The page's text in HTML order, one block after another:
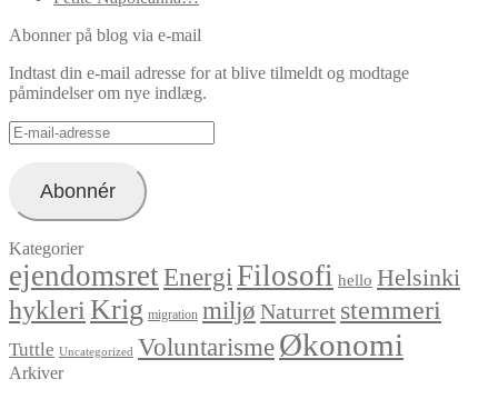
Abonner på blog via e-mail
Indtast din e-mail adresse for at blive tilmeldt og modtage
påmindelser om nye indlæg.
E-
mail-
Abonnér
Kategorier
ejendomsretEnergi Filosofi hello Helsinki
hykleri Krig migration miljø Naturret stemmeri
Tuttle Uncategorized VoluntarismeØkonomi
Arkiver